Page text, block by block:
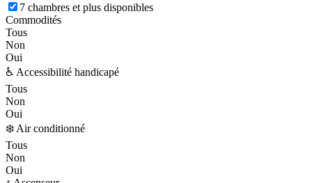
7 chambres et plus disponibles
Commodités
Tous
Non
Oui
♿ Accessibilité handicapé
Tous
Non
Oui
❄️ Air conditionné
Tous
Non
Oui